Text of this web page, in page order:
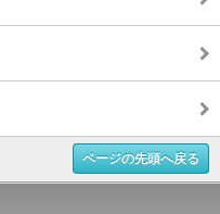
ページの先頭へ戻る